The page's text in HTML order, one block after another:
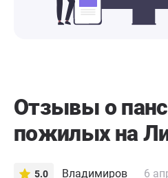
Отзывы о
пожилых на
5.0 Владимиров 6